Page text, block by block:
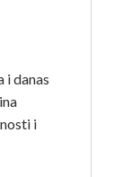
i danas
i